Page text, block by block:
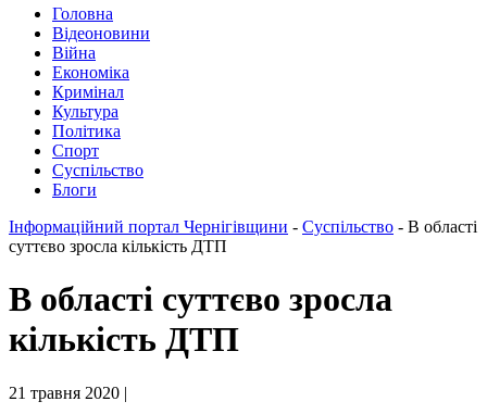
Головна
Відеоновини
Війна
Економіка
Кримінал
Культура
Політика
Спорт
Суспільство
Блоги
Інформаційний портал Чернігівщини - Суспільство - В області
суттєво зросла кількість ДТП
В області суттєво зросла
кількість ДТП
21 травня 2020 |